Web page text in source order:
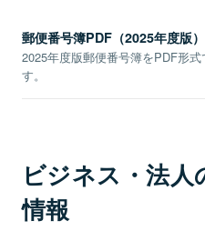
郵便番号簿PDF（2025年度版）
2025年度版郵便番号簿をPDF形
す。
ビジネス・法
情報